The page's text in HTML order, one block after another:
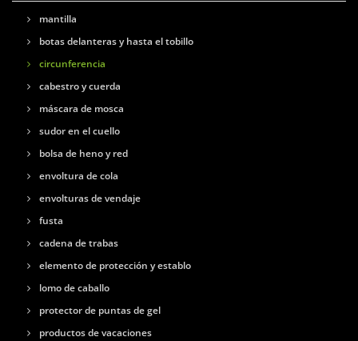
mantilla
botas delanteras y hasta el tobillo
circunferencia
cabestro y cuerda
máscara de mosca
sudor en el cuello
bolsa de heno y red
envoltura de cola
envolturas de vendaje
fusta
cadena de trabas
elemento de protección y establo
lomo de caballo
protector de puntas de gel
productos de vacaciones